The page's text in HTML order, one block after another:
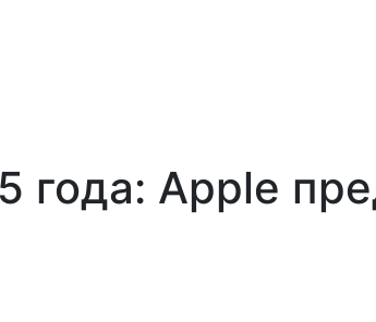
года: Apple